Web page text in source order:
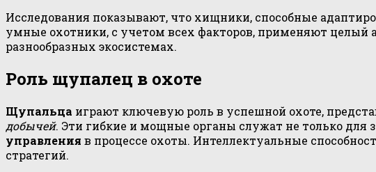
Исследования показывают, что хищники, способные
умные охотники, с учетом всех факторов, применяют целый
разнообразных экосистемах.
Роль щупалец в охоте
Щупальца играют ключевую роль в успешной охоте,
добычей. Эти гибкие и мощные органы служат не только для
управления в процессе охоты. Интеллектуальные
стратегий.